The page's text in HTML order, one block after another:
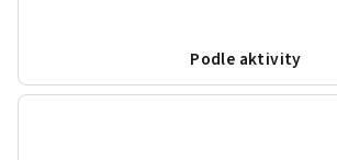
Podle aktivity